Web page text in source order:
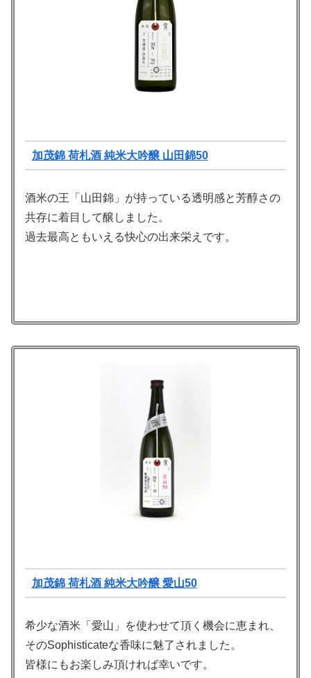
加茂錦 荷札酒 純米大吟醸 山田錦50
酒米の王「山田錦」が持っている透明感と芳醇さの
共存に着目して醸しました。
過去最高ともいえる快心の出来栄えです。
加茂錦 荷札酒 純米大吟醸 愛山50
希少な酒米「愛山」を使わせて頂く機会に恵まれ、
そのSophisticateな香味に魅了されました。
皆様にもお楽しみ頂ければ幸いです。